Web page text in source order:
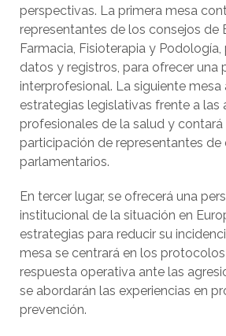
perspectivas. La primera mesa
representantes de los consejos de
Farmacia, Fisioterapia y Podología,
datos y registros, para ofrecer una
interprofesional. La siguiente mesa
estrategias legislativas frente a las
profesionales de la salud y contará
participación de representantes de
parlamentarios.
En tercer lugar, se ofrecerá una
institucional de la situación en
estrategias para reducir su
mesa se centrará en los
respuesta operativa ante las
se abordarán las experiencias en
prevención.